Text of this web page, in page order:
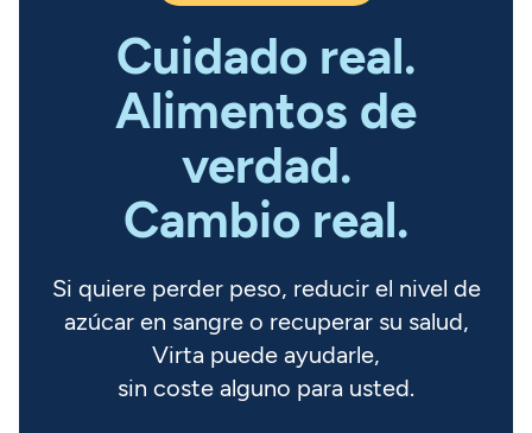
Cuidado real.
‍Alimentos de
verdad.
Cambio real.
Si quiere perder peso, reducir el nivel de
azúcar en sangre o recuperar su salud,
Virta puede ayudarle,
sin coste alguno para usted.